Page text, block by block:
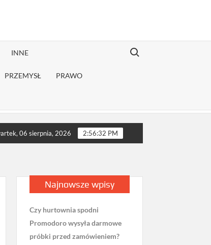
INNE
PRZEMYSŁ PRAWO
Search for:
Jak sprawdzić opinie firmy przeprowadzkowej
06 sierpnia, 2026 2:56:34 PM
Najnowsze wpisy
Czy hurtownia spodni
Promodoro wysyła darmowe
próbki przed zamówieniem?